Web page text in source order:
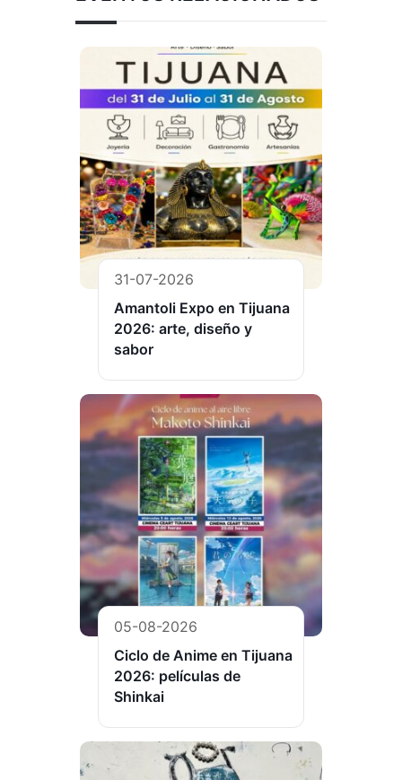
31-07-2026
Amantoli Expo en Tijuana
2026: arte, diseño y
sabor
05-08-2026
Ciclo de Anime en Tijuana
2026: películas de
Shinkai